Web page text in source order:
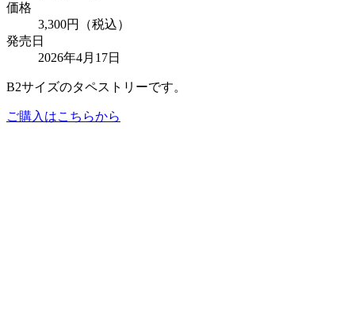
価格
3,300円（税込）
発売日
2026年4月17日
B2サイズのタペストリーです。
ご購入はこちらから